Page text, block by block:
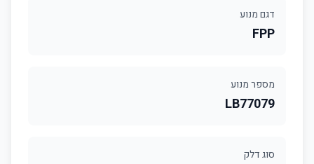
דגם מנוע
FPP
מספר מנוע
LB77079
סוג דלק